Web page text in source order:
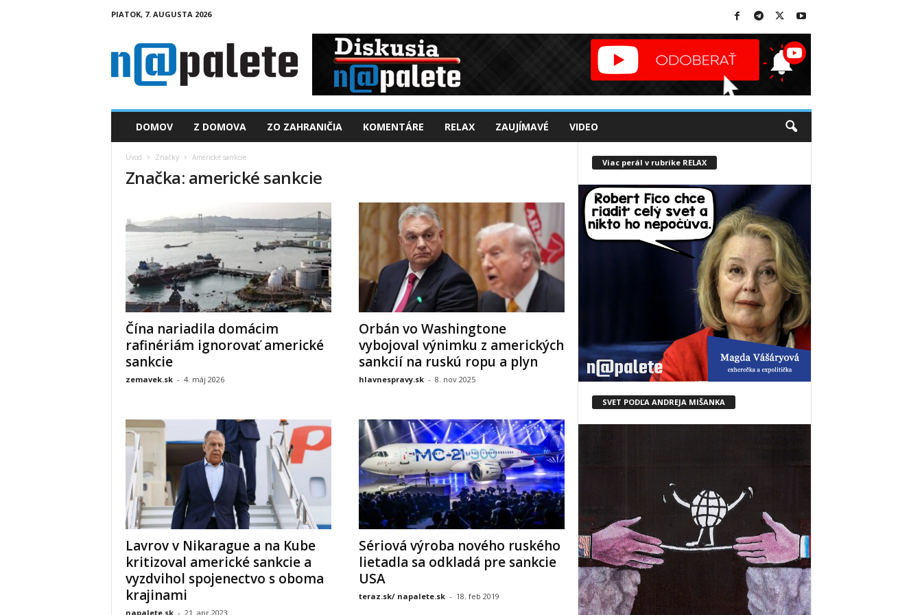
PIATOK, 7. AUGUSTA 2026
a
DOMOV Z DOMOVA ZO ZAHRANIČIA KOMENTÁRE RELAX ZAUJÍMAVÉ VIDEO
Úvod Značky Americké sankcie
Značka: americké sankcie
Čína nariadila domácim
rafinériám ignorovať americké
sankcie
zemavek.sk - 4. máj 2026
Orbán vo Washingtone
vybojoval výnimku z amerických
sankcií na ruskú ropu a plyn
hlavnespravy.sk - 8. nov 2025
Lavrov v Nikarague a na Kube
kritizoval americké sankcie a
vyzdvihol spojenectvo s oboma
krajinami
napalete.sk - 21. apr 2023
Sériová výroba nového ruského
lietadla sa odkladá pre sankcie
USA
teraz.sk/ napalete.sk - 18. feb 2019
Viac perál v rubrike RELAX
SVET PODĽA ANDREJA MIŠANKA